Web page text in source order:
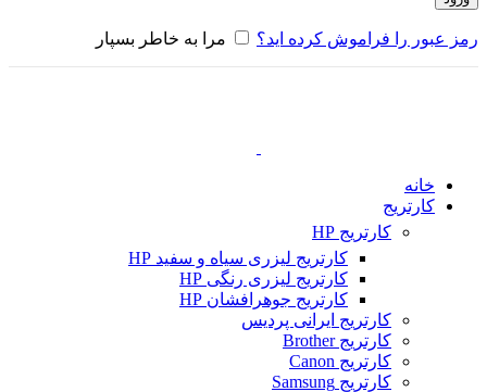
رمز عبور را فراموش کرده اید؟ مرا به خاطر بسپار
خانه
کارتریج
کارتریج HP
کارتریج لیزری سیاه و سفید HP
کارتریج لیزری رنگی HP
کارتریج جوهرافشان HP
کارتریج ایرانی پردیس
کارتریج Brother
کارتریج Canon
کارتریج Samsung